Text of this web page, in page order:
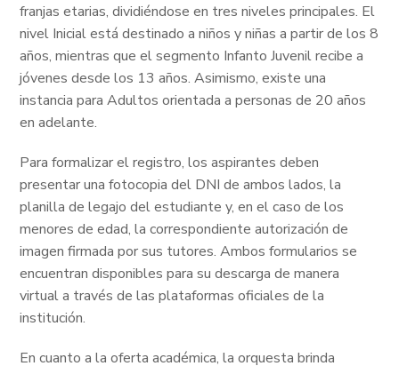
franjas etarias, dividiéndose en tres niveles principales. El
nivel Inicial está destinado a niños y niñas a partir de los 8
años, mientras que el segmento Infanto Juvenil recibe a
jóvenes desde los 13 años. Asimismo, existe una
instancia para Adultos orientada a personas de 20 años
en adelante.
Para formalizar el registro, los aspirantes deben
presentar una fotocopia del DNI de ambos lados, la
planilla de legajo del estudiante y, en el caso de los
menores de edad, la correspondiente autorización de
imagen firmada por sus tutores. Ambos formularios se
encuentran disponibles para su descarga de manera
virtual a través de las plataformas oficiales de la
institución.
En cuanto a la oferta académica, la orquesta brinda